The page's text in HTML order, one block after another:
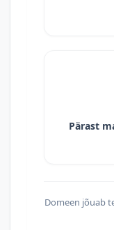
Pärast
Domeen jõuab